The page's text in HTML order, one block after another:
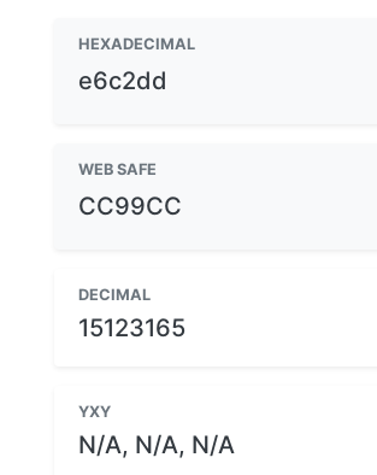
HEXADECIMAL
e6c2dd
WEB SAFE
CC99CC
DECIMAL
15123165
YXY
N/A, N/A, N/A